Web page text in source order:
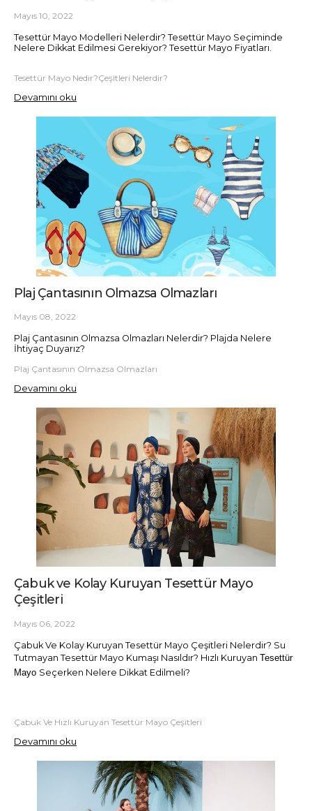
Mayıs 10, 2022
Tesettür Mayo Modelleri Nelerdir? Tesettür Mayo Seçiminde
Nelere Dikkat Edilmesi Gerekiyor? Tesettür Mayo Fiyatları.
Tesettür Mayo Nedir?Çeşitleri Nelerdir?
Devamını oku
Plaj Çantasının Olmazsa Olmazları
Mayıs 08, 2022
Plaj Çantasının Olmazsa Olmazları Nelerdir? Plajda Nelere
İhtiyaç Duyarız?
Plaj Çantasının Olmazsa Olmazları
Devamını oku
Çabuk ve Kolay Kuruyan Tesettür Mayo
Çeşitleri
Mayıs 06, 2022
Çabuk Ve Kolay Kuruyan Tesettür Mayo Çeşitleri Nelerdir? Su
Tutmayan Tesettür Mayo Kumaşı Nasıldır? Hızlı Kuruyan Tesettür
Mayo Seçerken Nelere Dikkat Edilmeli?
Çabuk Ve Hızlı Kuruyan Tesettür Mayo Çeşitleri
Devamını oku